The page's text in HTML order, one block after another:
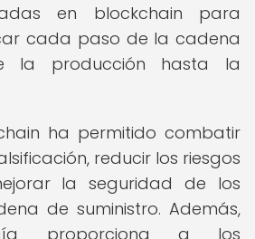
en blockchain para
cada paso de la cadena
la producción hasta la
ha permitido combatir
reducir los riesgos
la seguridad de los
de suministro. Además,
proporciona a los